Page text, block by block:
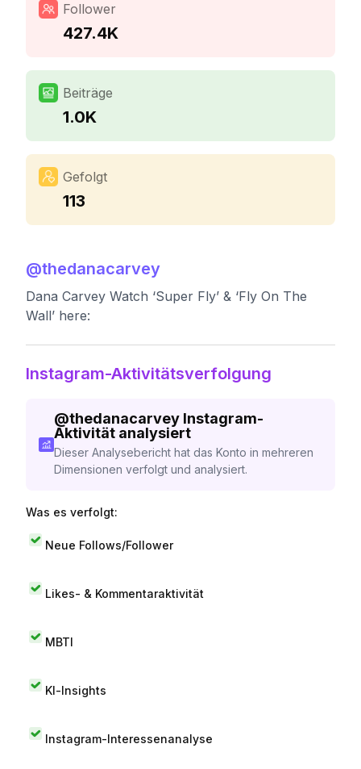
Follower
427.4K
Beiträge
1.0K
Gefolgt
113
@thedanacarvey
Dana Carvey Watch ‘Super Fly’ & ‘Fly On The
Wall’ here:
Instagram-Aktivitätsverfolgung
@thedanacarvey Instagram-
Aktivität analysiert
Dieser Analysebericht hat das Konto in mehreren
Dimensionen verfolgt und analysiert.
Was es verfolgt:
Neue Follows/Follower
Likes- & Kommentaraktivität
MBTI
KI-Insights
Instagram-Interessenanalyse